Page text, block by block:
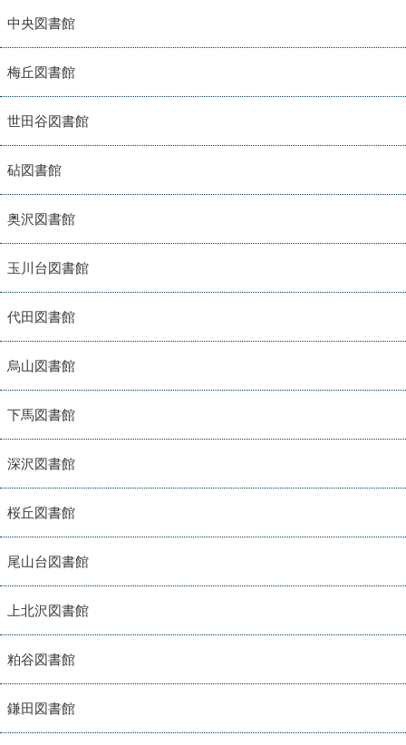
中央図書館
梅丘図書館
世田谷図書館
砧図書館
奥沢図書館
玉川台図書館
代田図書館
烏山図書館
下馬図書館
深沢図書館
桜丘図書館
尾山台図書館
上北沢図書館
粕谷図書館
鎌田図書館